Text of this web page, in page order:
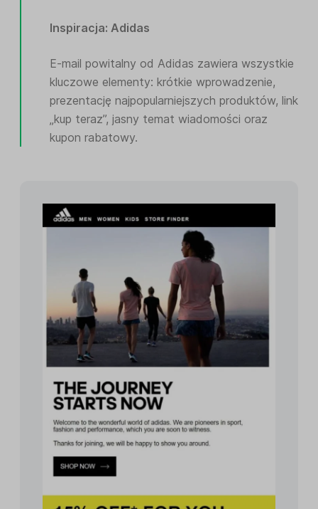
Inspiracja: Adidas
E-mail powitalny od Adidas zawiera wszystkie
kluczowe elementy: krótkie wprowadzenie,
prezentację najpopularniejszych produktów, link
„kup teraz”, jasny temat wiadomości oraz
kupon rabatowy.